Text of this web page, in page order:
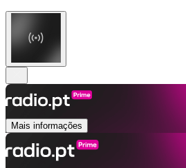
Mais informações